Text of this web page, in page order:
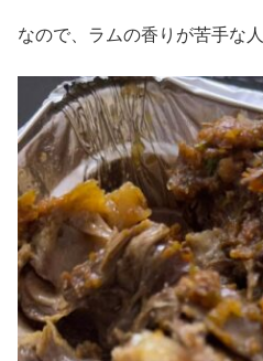
なので、ラムの香りが苦手な